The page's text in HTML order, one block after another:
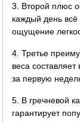
3. Второй плюс
каждый день
ощущение
4. Третье
веса
за первую
5. В гречневой
гарантирует